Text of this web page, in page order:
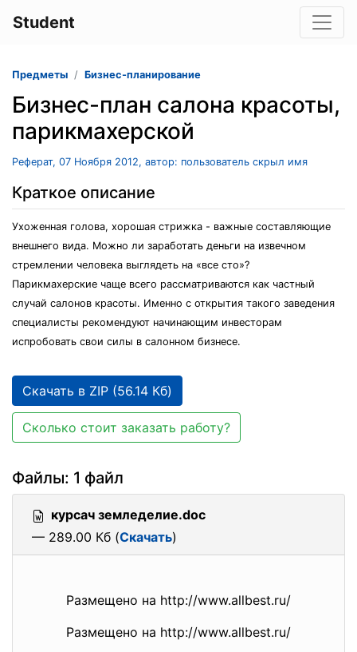
Student
Предметы Бизнес-планирование
Бизнес-план салона красоты,
парикмахерской
Реферат, 07 Ноября 2012, автор: пользователь скрыл имя
Краткое описание
Ухоженная голова, хорошая стрижка - важные составляющие
внешнего вида. Можно ли заработать деньги на извечном
стремлении человека выглядеть на «все сто»?
Парикмахерские чаще всего рассматриваются как частный
случай салонов красоты. Именно с открытия такого заведения
специалисты рекомендуют начинающим инвесторам
испробовать свои силы в салонном бизнесе.
Скачать в ZIP (56.14 Кб)
Сколько стоит заказать работу?
Файлы: 1 файл
курсач земледелие.doc
— 289.00 Кб (Скачать)
Размещено на http://www.allbest.ru/
Размещено на http://www.allbest.ru/